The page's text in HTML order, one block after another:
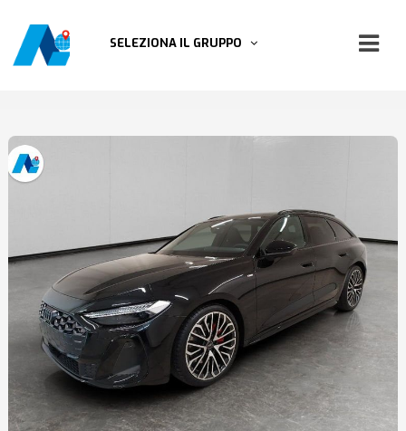
SELEZIONA IL GRUPPO